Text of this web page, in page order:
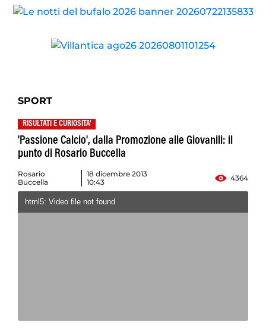
SPORT
RISULTATI E CURIOSITA'
'Passione Calcio', dalla Promozione alle Giovanili: il
punto di Rosario Buccella
Rosario
Buccella
18 dicembre 2013
10:43
4364
html5: Video file not found